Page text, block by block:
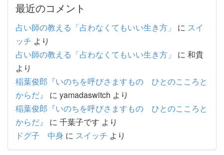
最近のコメント
占い師の教える「占わなくてもいい生き方」 に スイ
ッチ より
占い師の教える「占わなくてもいい生き方」
に 和貴
より
稲葉俊郎『いのちを呼びさますもの ひとのこころと
からだ』
に yamadaswitch より
稲葉俊郎『いのちを呼びさますもの ひとのこころと
からだ』
に 千葉子です より
ドグ子 中身 に スイッチ より